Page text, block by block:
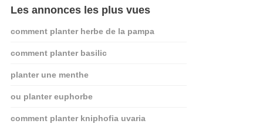
Les annonces les plus vues
comment planter herbe de la pampa
comment planter basilic
planter une menthe
ou planter euphorbe
comment planter kniphofia uvaria